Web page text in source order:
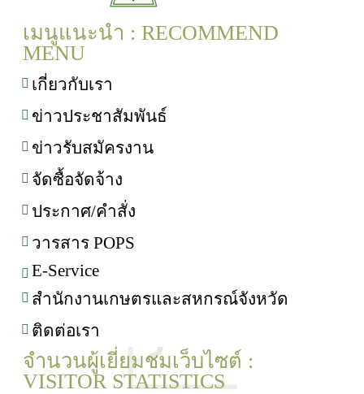
เมนูแนะนำ : RECOMMEND
MENU
เกี่ยวกับเรา
ข่าวประชาสัมพันธ์
ข่าวรับสมัครงาน
จัดซื้อจัดจ้าง
ประกาศ/คำสั่ง
วารสาร POPS
E-Service
สำนักงานเกษตรและสหกรณ์จังหวัด
ติดต่อเรา
จำนวนผู้เยี่ยมชมเว็บไซต์ :
VISITOR STATISTICS